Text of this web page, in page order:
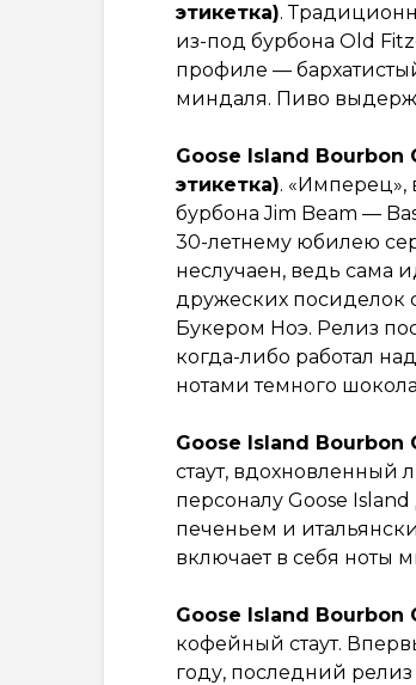
этикетка).
из-под бурбона Old
профиле —
миндаля. Пиво
Goose Island Bourbon
этикетка).
бурбона Jim Beam —
30-летнему юбилею
неслучаен, ведь сама
дружеских посиделок
Букером Ноэ. Релиз
когда-либо работал
нотами темного
Goose Island Bourbon
стаут,
персоналу Goose
печеньем и
включает в себя ноты
Goose Island Bourbon
кофейный стаут.
году, последний релиз